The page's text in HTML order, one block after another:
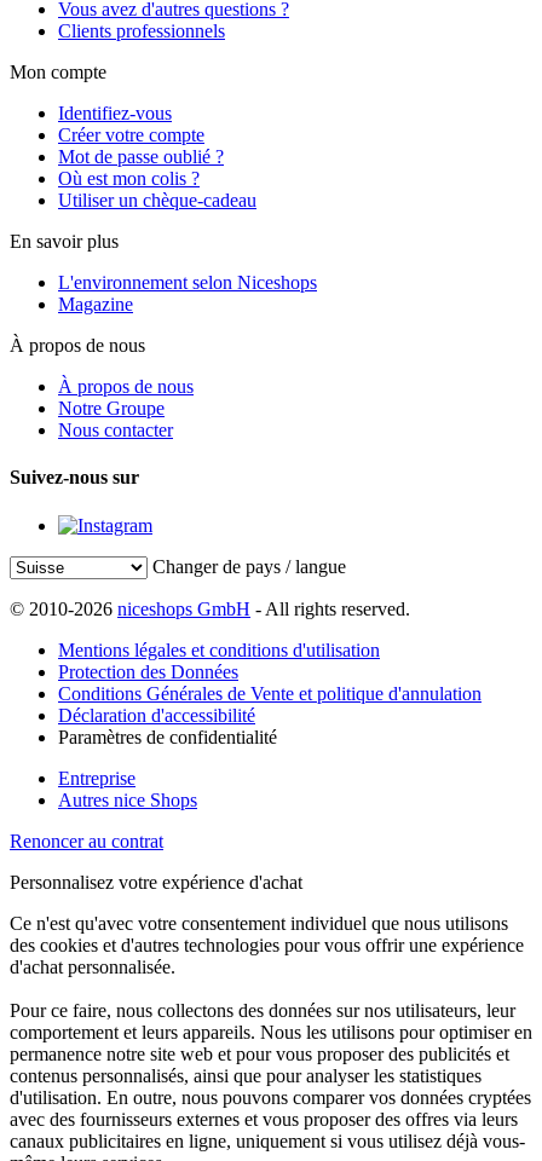
Vous avez d'autres questions ?
Clients professionnels
Mon compte
Identifiez-vous
Créer votre compte
Mot de passe oublié ?
Où est mon colis ?
Utiliser un chèque-cadeau
En savoir plus
L'environnement selon Niceshops
Magazine
À propos de nous
À propos de nous
Notre Groupe
Nous contacter
Suivez-nous sur
Changer de pays / langue
© 2010-2026 niceshops GmbH - All rights reserved.
Mentions légales et conditions d'utilisation
Protection des Données
Conditions Générales de Vente et politique d'annulation
Déclaration d'accessibilité
Paramètres de confidentialité
Entreprise
Autres nice Shops
Renoncer au contrat
Personnalisez votre expérience d'achat
Ce n'est qu'avec votre consentement individuel que nous utilisons
des cookies et d'autres technologies pour vous offrir une expérience
d'achat personnalisée.
Pour ce faire, nous collectons des données sur nos utilisateurs, leur
comportement et leurs appareils. Nous les utilisons pour optimiser en
permanence notre site web et pour vous proposer des publicités et
contenus personnalisés, ainsi que pour analyser les statistiques
d'utilisation. En outre, nous pouvons comparer vos données cryptées
avec des fournisseurs externes et vous proposer des offres via leurs
canaux publicitaires en ligne, uniquement si vous utilisez déjà vous-